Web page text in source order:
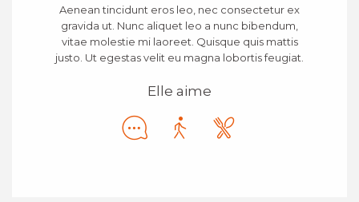
Aenean tincidunt eros leo, nec consectetur ex
gravida ut. Nunc aliquet leo a nunc bibendum,
vitae molestie mi laoreet. Quisque quis mattis
justo. Ut egestas velit eu magna lobortis feugiat.
Elle aime